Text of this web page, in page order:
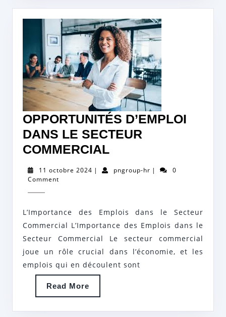
OPPORTUNITÉS D’EMPLOI
DANS LE SECTEUR
COMMERCIALOPPORTUNITÉS
D’EMPLOI
DANS
SECTEUR
COMMERCIAL
11 octobre 2024 11| pngroup-hrpngroup-
|
0
Comment
L’Importance des Emplois dans le Secteur
Commercial L’Importance des Emplois dans le
Secteur Commercial Le secteur commercial
joue un rôle crucial dans l’économie, et les
emplois qui en découlent sont
Read More
More